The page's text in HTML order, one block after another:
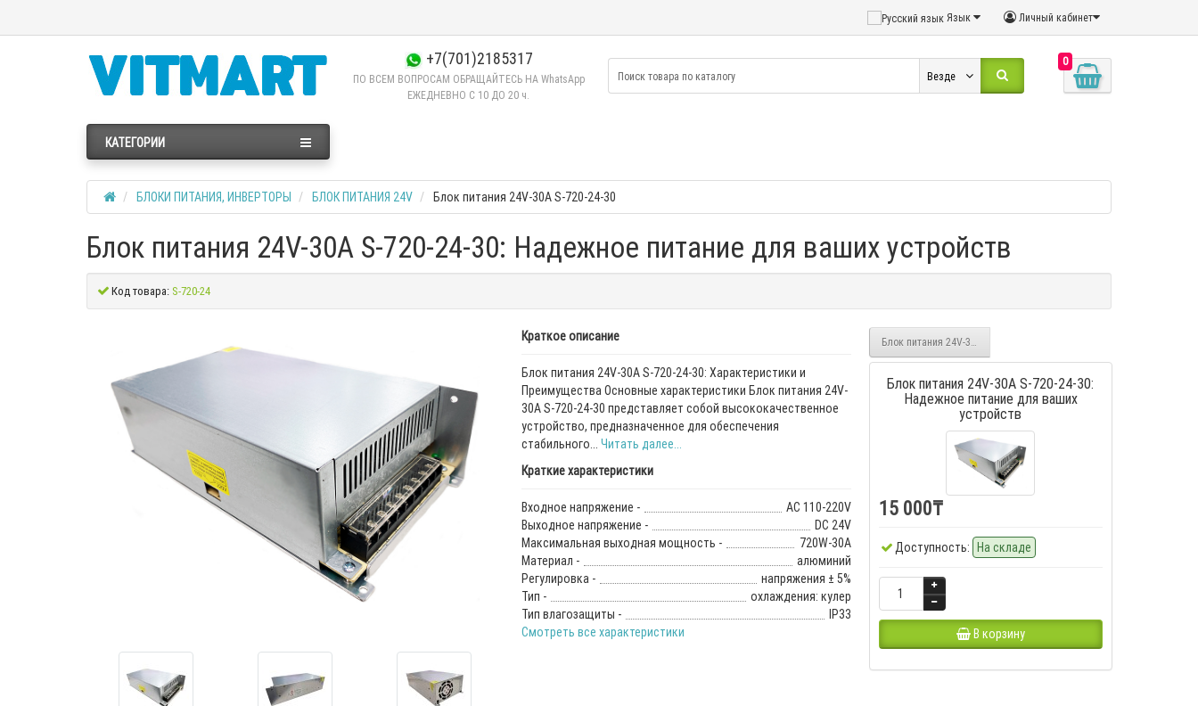
Личный кабинет
Язык
+7(701)2185317
ПО ВСЕМ ВОПРОСАМ ОБРАЩАЙТЕСЬ НА WhatsApp
ЕЖЕДНЕВНО C 10 ДО 20 ч.
0
Везде
КАТЕГОРИИ
БЛОКИ ПИТАНИЯ, ИНВЕРТОРЫ БЛОК ПИТАНИЯ 24V Блок питания 24V-30A S-720-24-30
Блок питания 24V-30A S-720-24-30: Надежное питание для ваших устройств
Код товара: S-720-24
Краткое описание
Блок питания 24V-30A S-720-24-30: Характеристики и
Преимущества Основные характеристики Блок питания 24V-
30A S-720-24-30 представляет собой высококачественное
устройство, предназначенное для обеспечения
стабильного... Читать далее...
Краткие характеристики
Входное напряжение -
AC 110-220V
Выходное напряжение -
DC 24V
Максимальная выходная мощность -
720W-30A
Материал -
алюминий
Регулировка -
напряжения ± 5%
Тип -
охлаждения: кулер
Тип влагозащиты -
IP33
Смотреть все характеристики
Блок питания 24V-3A 3-х контактный
Блок питания 24V-30A S-720-24-30:
Надежное питание для ваших
устройств
15 000₸
Доступность: На складе
В корзину